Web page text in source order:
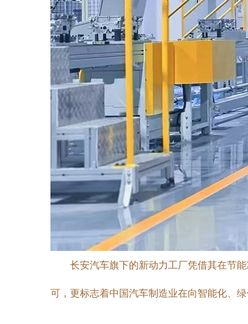
长安汽车旗下的新动力工厂凭借其在节
可，更标志着中国汽车制造业在向智能化、